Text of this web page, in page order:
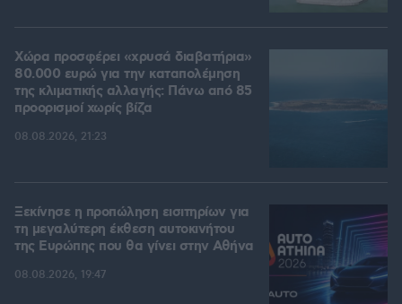
Χώρα προσφέρει «χρυσά διαβατήρια»
80.000 ευρώ για την καταπολέμηση
της κλιματικής αλλαγής: Πάνω από 85
προορισμοί χωρίς βίζα
08.08.2026, 21:23
Ξεκίνησε η προπώληση εισιτηρίων για
τη μεγαλύτερη έκθεση αυτοκινήτου
της Ευρώπης που θα γίνει στην Αθήνα
08.08.2026, 19:47